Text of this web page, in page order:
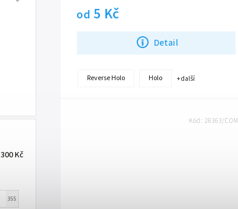
300Kč
355
od 5 Kč
Detail
Reverse Holo Holo + další
Kód: 28363/COM